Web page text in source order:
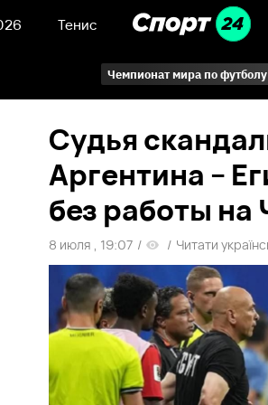
Тенис
Чемпионат мира по
Судья
Аргентина –
без работы
8 июля , 19:07 / / Читати